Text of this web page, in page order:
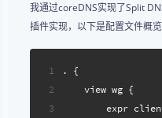
我通过coreDNS实现了Split
插件实现，以下是配置文件概览
1
2
3
. {
    view wg {
expr